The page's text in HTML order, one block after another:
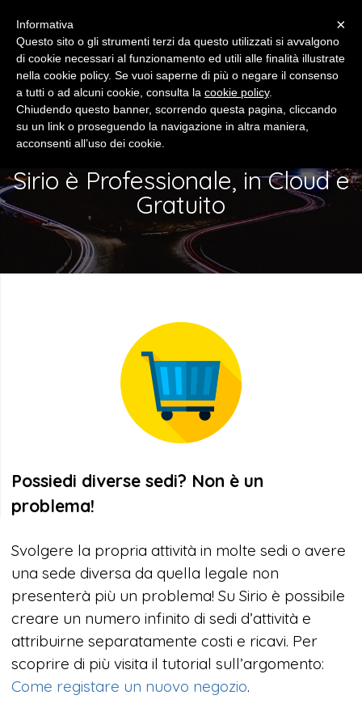
MULTI NEGOZIO
Sirio è Professionale, in Cloud e
Gratuito
Possiedi diverse sedi? Non è un
problema!
Svolgere la propria attività in molte sedi o avere
una sede diversa da quella legale non
presenterà più un problema! Su Sirio è possibile
creare un numero infinito di sedi d’attività e
attribuirne separatamente costi e ricavi. Per
scoprire di più visita il tutorial sull’argomento:
Come registare un nuovo negozio.
×
Informativa
Questo sito o gli strumenti terzi da questo utilizzati si avvalgono
di cookie necessari al funzionamento ed utili alle finalità illustrate
nella cookie policy. Se vuoi saperne di più o negare il consenso
a tutti o ad alcuni cookie, consulta la cookie policy.
Chiudendo questo banner, scorrendo questa pagina, cliccando
su un link o proseguendo la navigazione in altra maniera,
acconsenti all’uso dei cookie.